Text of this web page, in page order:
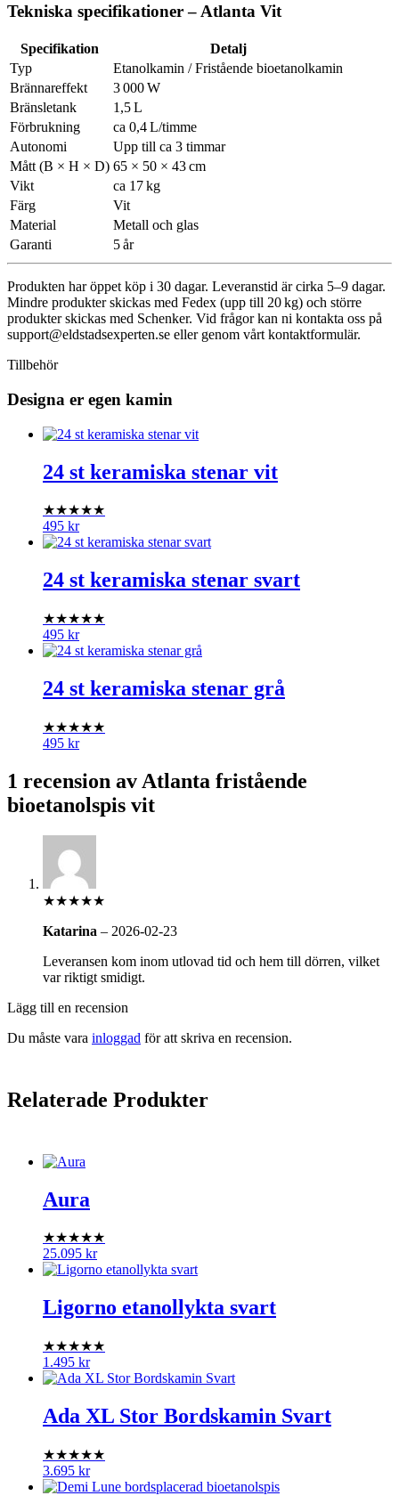
Tekniska specifikationer – Atlanta Vit
Specifikation
Detalj
Typ
Etanolkamin / Fristående bioetanolkamin
Brännareffekt
3 000 W
Bränsletank
1,5 L
Förbrukning
ca 0,4 L/timme
Autonomi
Upp till ca 3 timmar
Mått (B × H × D) 65 × 50 × 43 cm
Vikt
ca 17 kg
Färg
Vit
Material
Metall och glas
Garanti
5 år
Produkten har öppet köp i 30 dagar. Leveranstid är cirka 5–9 dagar.
Mindre produkter skickas med Fedex (upp till 20 kg) och större
produkter skickas med Schenker. Vid frågor kan ni kontakta oss på
support@eldstadsexperten.se eller genom vårt kontaktformulär.
Tillbehör
Designa er egen kamin
24 st keramiska stenar vit
★★★★★
495 kr
24 st keramiska stenar svart
★★★★★
495 kr
24 st keramiska stenar grå
★★★★★
495 kr
1 recension av Atlanta fristående
bioetanolspis vit
★★★★★
Katarina – 2026-02-23
Leveransen kom inom utlovad tid och hem till dörren, vilket
var riktigt smidigt.
Lägg till en recension
Du måste vara inloggad för att skriva en recension.
Relaterade Produkter
Aura
★★★★★
25.095 kr
Ligorno etanollykta svart
★★★★★
1.495 kr
Ada XL Stor Bordskamin Svart
★★★★★
3.695 kr